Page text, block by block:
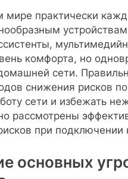
мире практически
комфорта, но
сети.
снижения рисков
сети и избежать
рассмотрены
при
основных